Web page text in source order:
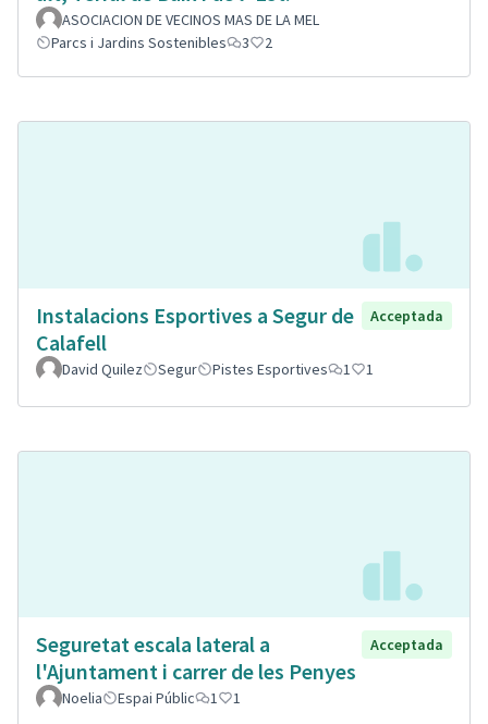
ASOCIACION DE VECINOS MAS DE LA MEL
Parcs i Jardins Sostenibles
3 2
Instalacions Esportives a Segur de
Calafell
Acceptada
David Quilez Segur Pistes Esportives 1 1
Seguretat escala lateral a
l'Ajuntament i carrer de les Penyes
Acceptada
Noelia Espai Públic 1 1